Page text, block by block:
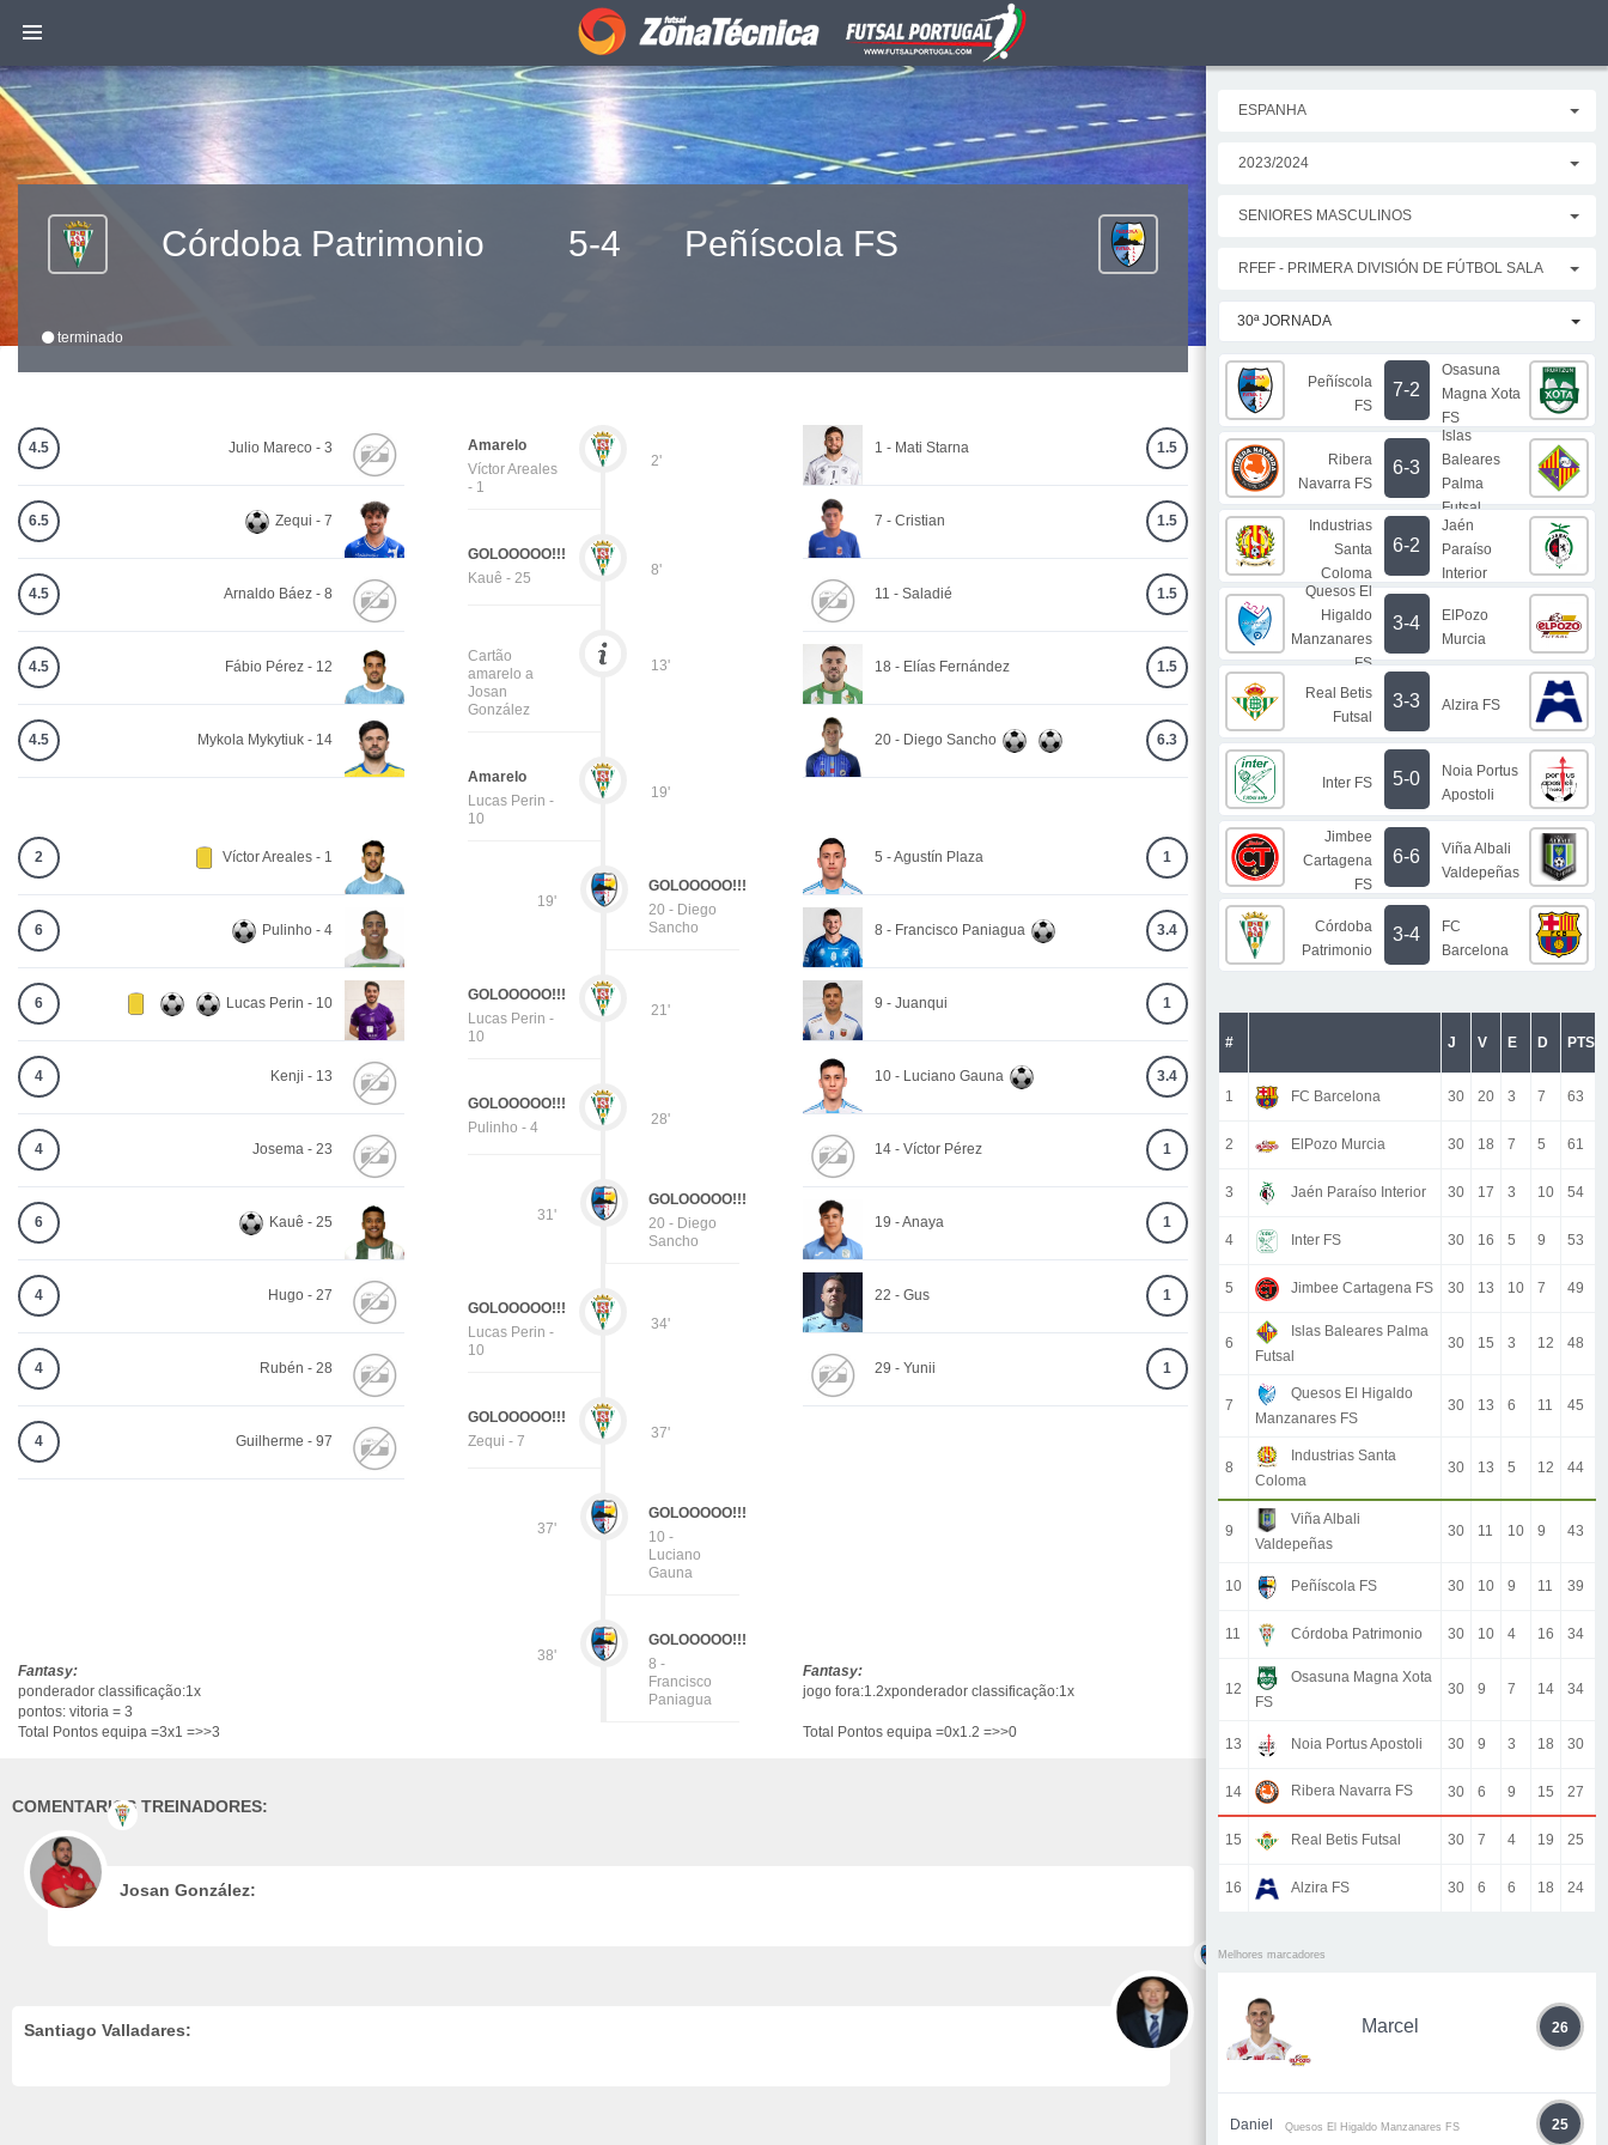
Córdoba Patrimonio 5-4 Peñíscola FS
terminado
4.5 Julio Mareco - 3
6.5 Zequi - 7
4.5 Arnaldo Báez - 8
4.5 Fábio Pérez - 12
4.5 Mykola Mykytiuk - 14
2'
Amarelo
Víctor Areales
- 1
8'
GOLOOOOO!!!
Kauê - 25
13'
Cartão
amarelo a
Josan
González
19'
Amarelo
Lucas Perin -
10
19'
GOLOOOOO!!!
20 - Diego
Sancho
21'
GOLOOOOO!!!
Lucas Perin -
10
28'
GOLOOOOO!!!
Pulinho - 4
31'
GOLOOOOO!!!
20 - Diego
Sancho
34'
GOLOOOOO!!!
Lucas Perin -
10
37'
GOLOOOOO!!!
Zequi - 7
37'
GOLOOOOO!!!
10 -
Luciano
Gauna
38'
GOLOOOOO!!!
8 -
Francisco
Paniagua
1 - Mati Starna 1.5
7 - Cristian 1.5
11 - Saladié 1.5
18 - Elías Fernández 1.5
20 - Diego Sancho 6.3
2 Víctor Areales - 1
6 Pulinho - 4
6 Lucas Perin - 10
4 Kenji - 13
4 Josema - 23
6 Kauê - 25
4 Hugo - 27
4 Rubén - 28
4 Guilherme - 97
5 - Agustín Plaza 1
8 - Francisco Paniagua 3.4
9 - Juanqui 1
10 - Luciano Gauna 3.4
14 - Víctor Pérez 1
19 - Anaya 1
22 - Gus 1
29 - Yunii 1
Fantasy:
ponderador classificação:1x
pontos: vitoria = 3
Total Pontos equipa =3x1 =>>3
Fantasy:
jogo fora:1.2xponderador classificação:1x
Total Pontos equipa =0x1.2 =>>0
COMENTARIOS TREINADORES:
Josan González:
Santiago Valladares:
ESPANHA
2023/2024
SENIORES MASCULINOS
RFEF - PRIMERA DIVISIÓN DE FÚTBOL SALA
30ª JORNADA
Peñíscola
FS
7-2
Osasuna
Magna Xota
FS
Ribera
Navarra FS
6-3
Islas
Baleares
Palma
Futsal
Industrias
Santa
Coloma
6-2
Jaén
Paraíso
Interior
Quesos El
Higaldo
Manzanares
FS
3-4
ElPozo
Murcia
Real Betis
Futsal
3-3 Alzira FS
Inter FS 5-0
Noia Portus
Apostoli
Jimbee
Cartagena
FS
6-6
Viña Albali
Valdepeñas
Córdoba
Patrimonio
3-4
FC
Barcelona
# J V E D PTS
1 FC Barcelona 30 20 3 7 63
2 ElPozo Murcia 30 18 7 5 61
3 Jaén Paraíso Interior 30 17 3 10 54
4 Inter FS 30 16 5 9 53
5 Jimbee Cartagena FS 30 13 10 7 49
6
Islas Baleares Palma
Futsal
30 15 3 12 48
7
Quesos El Higaldo
Manzanares FS
30 13 6 11 45
8
Industrias Santa
Coloma
30 13 5 12 44
9
Viña Albali
Valdepeñas
30 11 10 9 43
10 Peñíscola FS 30 10 9 11 39
11 Córdoba Patrimonio 30 10 4 16 34
12
Osasuna Magna Xota
FS
30 9 7 14 34
13 Noia Portus Apostoli 30 9 3 18 30
14 Ribera Navarra FS 30 6 9 15 27
15 Real Betis Futsal 30 7 4 19 25
16 Alzira FS 30 6 6 18 24
Melhores marcadores
Marcel 26
Daniel Quesos El Higaldo Manzanares FS 25